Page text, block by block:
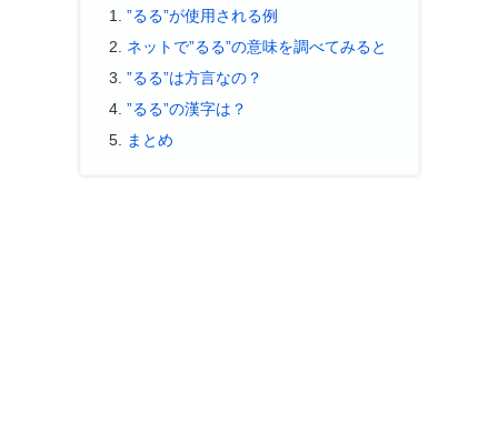
”るる”が使用される例
ネットで”るる”の意味を調べてみると
”るる”は方言なの？
”るる”の漢字は？
まとめ